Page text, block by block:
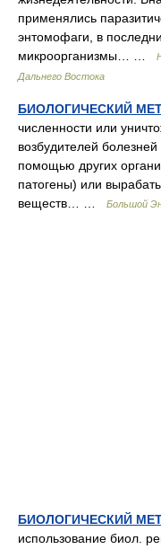
применялись
энтомофаги, в
микроорганизмы… …
Дальнего Востока
БИОЛОГИЧЕСКИЙ
численности или
возбудителей болезней
помощью других
патогены) или
веществ… …
Большой
БИОЛОГИЧЕСКИЙ
использование биол.